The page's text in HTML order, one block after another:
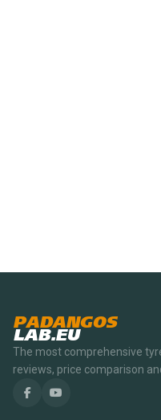
PADANGOS
LAB.EU
The most comprehensive
reviews, price comparison